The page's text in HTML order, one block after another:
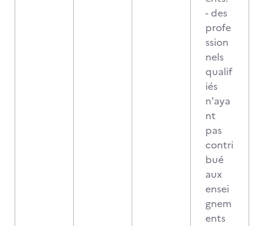
- des
profe
ssion
nels
qualif
iés
n'aya
nt
pas
contri
bué
aux
ensei
gnem
ents